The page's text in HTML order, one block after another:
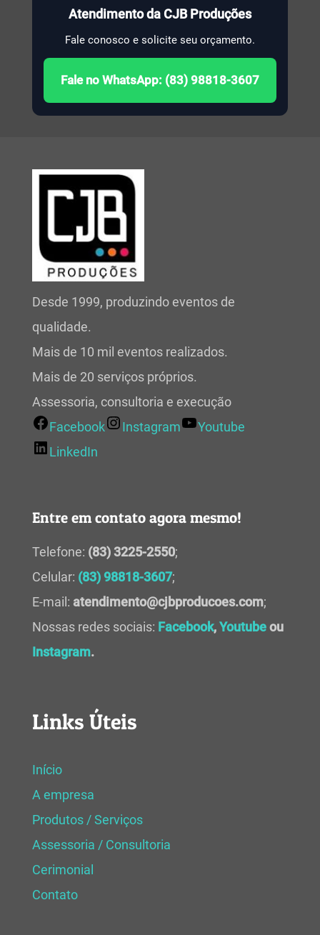
Atendimento da CJB Produções
Fale conosco e solicite seu orçamento.
Fale no WhatsApp: (83) 98818-3607
Desde 1999, produzindo eventos de
qualidade.
Mais de 10 mil eventos realizados.
Mais de 20 serviços próprios.
Assessoria, consultoria e execução
Facebook
Instagram
Youtube
LinkedIn
Entre em contato agora mesmo!
Telefone: (83) 3225-2550;
Celular: (83) 98818-3607;
E-mail: atendimento@cjbproducoes.com;
Nossas redes sociais: Facebook,Youtubeou
Instagram.
Links Úteis
Início
A empresa
Produtos / Serviços
Assessoria / Consultoria
Cerimonial
Contato